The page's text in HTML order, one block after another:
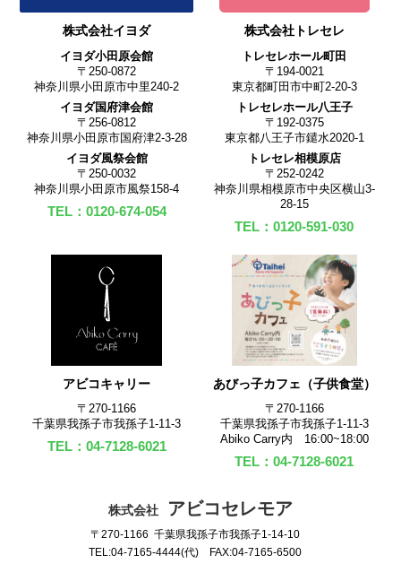
株式会社イヨダ
イヨダ小田原会館
〒250-0872
神奈川県小田原市中里240-2
イヨダ国府津会館
〒256-0812
神奈川県小田原市国府津2-3-28
イヨダ風祭会館
〒250-0032
神奈川県小田原市風祭158-4
TEL：0120-674-054
株式会社トレセレ
トレセレホール町田
〒194-0021
東京都町田市中町2-20-3
トレセレホール八王子
〒192-0375
東京都八王子市鑓水2020-1
トレセレ相模原店
〒252-0242
神奈川県相模原市中央区横山3-
28-15
TEL：0120-591-030
アビコキャリー
〒270‐1166
千葉県我孫子市我孫子1-11-3
TEL：04-7128-6021
あびっ子カフェ（子供食堂）
〒270‐1166
千葉県我孫子市我孫子1-11-3
Abiko Carry内 16:00~18:00
TEL：04-7128-6021
株式会社 アビコセレモア
〒270-1166 千葉県我孫子市我孫子1-14-10
TEL:04-7165-4444(代) FAX:04-7165-6500